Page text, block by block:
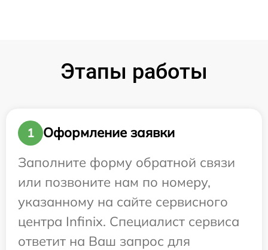
Этапы работы
1
Оформление заявки
Заполните форму обратной связи
или позвоните нам по номеру,
указанному на сайте сервисного
центра Infinix. Специалист сервиса
ответит на Ваш запрос для